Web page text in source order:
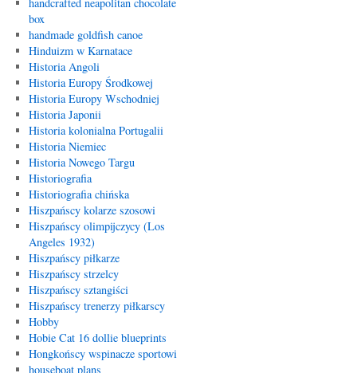
box
handmade goldfish canoe
Hinduizm w Karnatace
Historia Angoli
Historia Europy Środkowej
Historia Europy Wschodniej
Historia Japonii
Historia kolonialna Portugalii
Historia Niemiec
Historia Nowego Targu
Historiografia
Historiografia chińska
Hiszpańscy kolarze szosowi
Hiszpańscy olimpijczycy (Los
Angeles 1932)
Hiszpańscy piłkarze
Hiszpańscy strzelcy
Hiszpańscy sztangiści
Hiszpańscy trenerzy piłkarscy
Hobby
Hobie Cat 16 dollie blueprints
Hongkońscy wspinacze sportowi
houseboat plans